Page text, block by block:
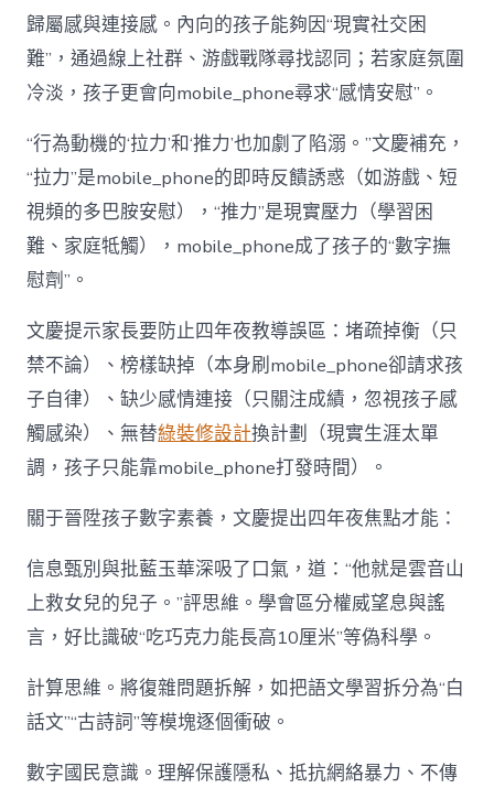
歸屬感與連接感。內向的孩子能夠因“現實社交困
難”，通過線上社群、游戲戰隊尋找認同；若家庭氛圍
冷淡，孩子更會向mobile_phone尋求“感情安慰”。
“行為動機的‘拉力’和‘推力’也加劇了陷溺。”文慶補充，
“拉力”是mobile_phone的即時反饋誘惑（如游戲、短
視頻的多巴胺安慰），“推力”是現實壓力（學習困
難、家庭牴觸），mobile_phone成了孩子的“數字撫
慰劑”。
文慶提示家長要防止四年夜教導誤區：堵疏掉衡（只
禁不論）、榜樣缺掉（本身刷mobile_phone卻請求孩
子自律）、缺少感情連接（只關注成績，忽視孩子感
觸感染）、無替綠裝修設計換計劃（現實生涯太單
調，孩子只能靠mobile_phone打發時間）。
關于晉陞孩子數字素養，文慶提出四年夜焦點才能：
信息甄別與批藍玉華深吸了口氣，道：“他就是雲音山
上救女兒的兒子。”評思維。學會區分權威望息與謠
言，好比識破“吃巧克力能長高10厘米”等偽科學。
計算思維。將復雜問題拆解，如把語文學習拆分為“白
話文”“古詩詞”等模塊逐個衝破。
數字國民意識。理解保護隱私、抵抗網絡暴力、不傳